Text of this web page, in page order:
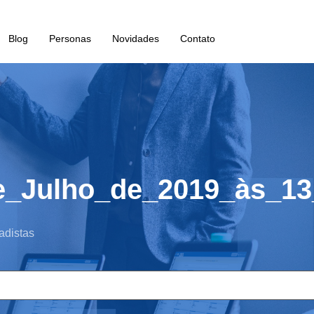
Blog Personas Novidades Contato